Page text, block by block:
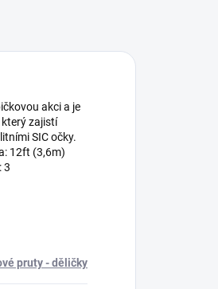
akci a je
zajistí
SIC očky.
12ft (3,6m)
3
pruty - děličky